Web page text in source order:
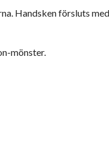
Handsken försluts
mönster.